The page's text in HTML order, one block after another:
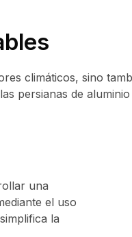
climáticos, sino
persianas de
una
el uso
la